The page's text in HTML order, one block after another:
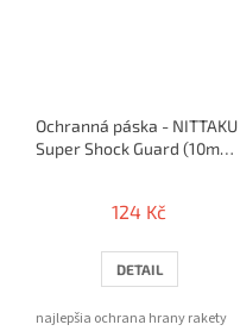
Ochranná páska - NITTAKU
Super Shock Guard (10mm
124 Kč
DETAIL
najlepšia ochrana hrany rakety